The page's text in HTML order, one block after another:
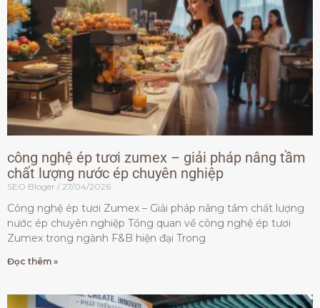
công nghệ ép tươi zumex – giải pháp nâng tầm
chất lượng nước ép chuyên nghiệp
SEO Bloger 27/04/2026
Công nghệ ép tươi Zumex – Giải pháp nâng tầm chất lượng
nước ép chuyên nghiệp Tổng quan về công nghệ ép tươi
Zumex trong ngành F&B hiện đại Trong
Đọc thêm »